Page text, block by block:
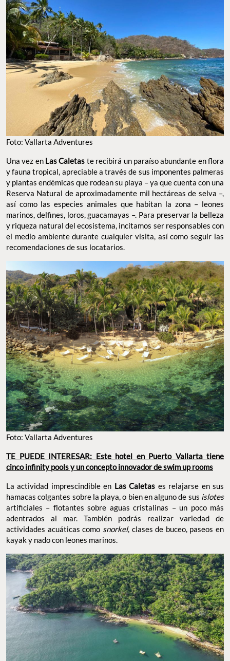
Foto: Vallarta Adventures
Una vez en Las Caletas te recibirá un paraíso abundante en flora
y fauna tropical, apreciable a través de sus imponentes palmeras
y plantas endémicas que rodean su playa – ya que cuenta con una
Reserva Natural de aproximadamente mil hectáreas de selva –,
así como las especies animales que habitan la zona – leones
marinos, delfines, loros, guacamayas –. Para preservar la belleza
y riqueza natural del ecosistema, incitamos ser responsables con
el medio ambiente durante cualquier visita, así como seguir las
recomendaciones de sus locatarios.
Foto: Vallarta Adventures
TE PUEDE INTERESAR: Este hotel en Puerto Vallarta tiene
cinco infinity pools y un concepto innovador de swim up rooms
La actividad imprescindible en Las Caletas es relajarse en sus
hamacas colgantes sobre la playa, o bien en alguno de sus islotes
artificiales – flotantes sobre aguas cristalinas – un poco más
adentrados al mar. También podrás realizar variedad de
actividades acuáticas como snorkel, clases de buceo, paseos en
kayak y nado con leones marinos.